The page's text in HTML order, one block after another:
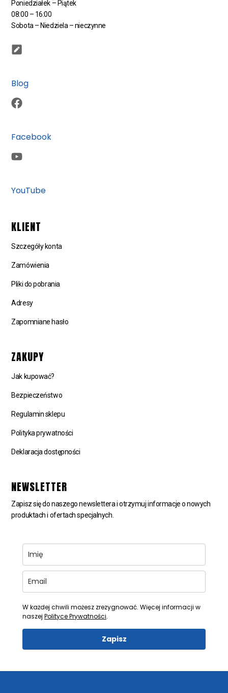
Poniedziałek – Piątek
08:00 – 16:00
Sobota – Niedziela – nieczynne
Blog
Facebook
YouTube
KLIENT
Szczegóły konta
Zamówienia
Pliki do pobrania
Adresy
Zapomniane hasło
ZAKUPY
Jak kupować?
Bezpieczeństwo
Regulamin sklepu
Polityka prywatności
Deklaracja dostępności
NEWSLETTER
Zapisz się do naszego newslettera i otrzymuj informacje o nowych
produktach i ofertach specjalnych.
W każdej chwili możesz zrezygnować. Więcej informacji w
naszej Polityce Prywatności.
Zapisz